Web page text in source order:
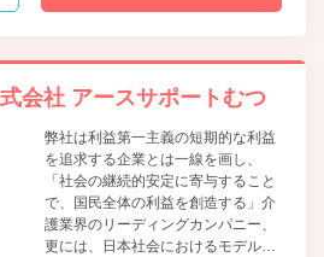
会社 アースサポートむつ
弊社は利益第一主義の短期的な利益
を追求する企業とは一線を画し、
「社会の継続的安定に寄与すること
で、国民全体の利益を創造する」介
護業界のリーディングカンパニー、
更には、日本社会におけるモデル企